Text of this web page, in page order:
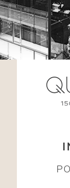
GALERIE
ÉQUIPE